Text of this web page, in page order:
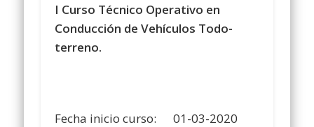
I Curso Técnico Operativo en
Conducción de Vehículos Todo-
terreno.
Fecha inicio curso: 01-03-2020